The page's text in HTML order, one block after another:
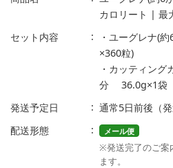
カロリート | 最
セット内容
・ユーグレナ(
×360粒)
・カッティン
分 36.0g×1袋
発送予定日
通常5日前後（
配送形態
メール便
※発送完了のご案
ます。